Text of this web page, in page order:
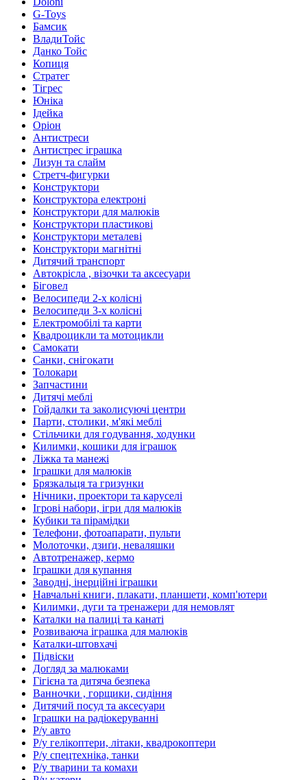
G-Toys
Бамсик
ВладиТойс
Данко Тойс
Копиця
Стратег
Тігрес
Юніка
Ідейка
Оріон
Антистреси
Антистрес іграшка
Лизун та слайм
Стретч-фигурки
Конструктори
Конструктора електроні
Конструктори для малюків
Конструктори пластикові
Конструктори металеві
Конструктори магнітні
Дитячий транспорт
Автокрісла , візочки та аксесуари
Біговел
Велосипеди 2-х колісні
Велосипеди 3-х колісні
Електромобілі та карти
Квадроцикли та мотоцикли
Самокати
Санки, снігокати
Толокари
Запчастини
Дитячі меблі
Гойдалки та заколисуючі центри
Парти, столики, м'які меблі
Стільчики для годування, ходунки
Килимки, кошики для іграшок
Ліжка та манежі
Іграшки для малюків
Брязкальця та гризунки
Нічники, проектори та каруселі
Ігрові набори, ігри для малюків
Кубики та пірамідки
Телефони, фотоапарати, пульти
Молоточки, дзиґи, неваляшки
Автотренажер, кермо
Іграшки для купання
Заводні, інерційні іграшки
Навчальні книги, плакати, планшети, комп'ютери
Килимки, дуги та тренажери для немовлят
Каталки на палиці та канаті
Розвиваюча іграшка для малюків
Каталки-штовхачі
Підвіски
Догляд за малюками
Гігієна та дитяча безпека
Ванночки , горщики, сидіння
Дитячий посуд та аксесуари
Іграшки на радіокеруванні
Р/у авто
Р/у гелікоптери, літаки, квадрокоптери
Р/у спецтехніка, танки
Р/у тварини та комахи